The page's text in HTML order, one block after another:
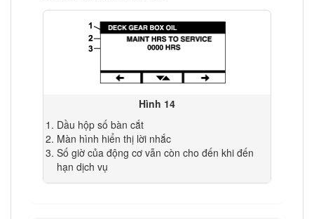
Hình 14
Dầu hộp số bàn cắt
Màn hình hiển thị lời nhắc
Số giờ của động cơ vẫn còn cho đến khi đến
hạn dịch vụ